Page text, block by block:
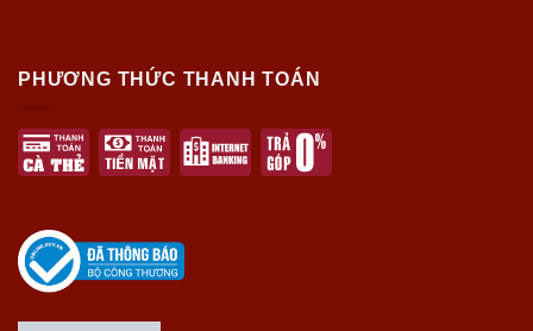
PHƯƠNG THỨC THANH TOÁN